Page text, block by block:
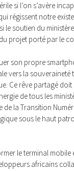
si l’on s’avère
régissent notre
le soutien du
projet porté par le
son propre
vers la
Ce rêve partagé
de tous les
de la Transition
sous le haut
le terminal mobile
africains